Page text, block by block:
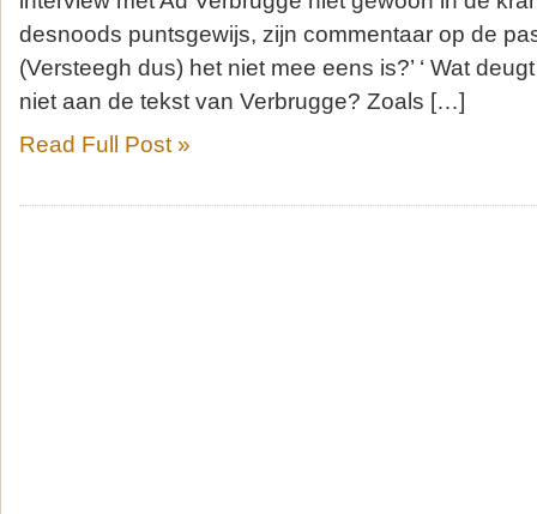
desnoods puntsgewijs, zijn commentaar op de
(Versteegh dus) het niet mee eens is?’ ‘ Wat
niet aan de tekst van Verbrugge? Zoals […]
Read Full Post »